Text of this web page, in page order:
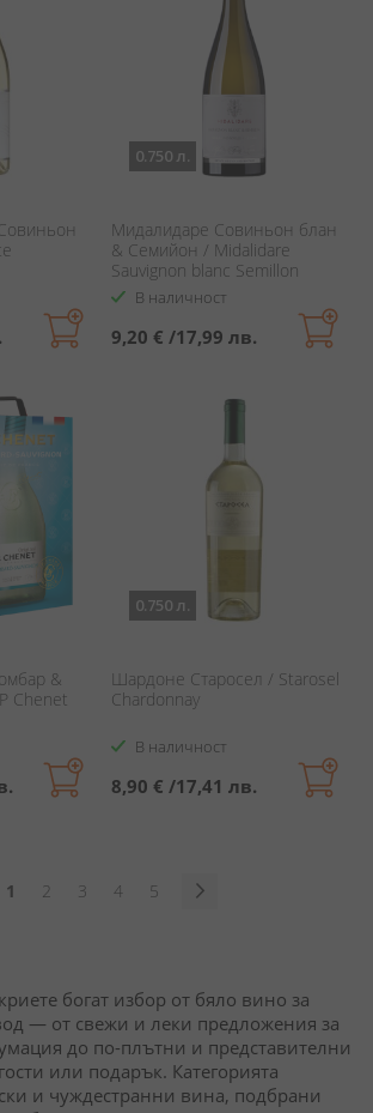
0.750 л.
Мидалидаре Совиньон блан
& Семийон / Midalidare
Sauvignon blanc Semillon
В наличност
9,20 € /17,99 лв.
&
Chenet
0.750 л.
Шардоне Старосел / Starosel
Chardonnay
В наличност
8,90 € /17,41 лв.
Страница
В
страница
1 Страница
2 Страница
3 Страница
4 Страница
5
богат избор от бяло вино за
— от свежи и леки предложения за
до по-плътни и представителни
или подарък. Категорията
и чуждестранни вина, подбрани